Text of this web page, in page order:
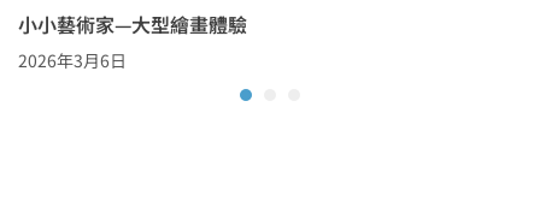
小小藝術家—大型繪畫體驗
2026年3月6日